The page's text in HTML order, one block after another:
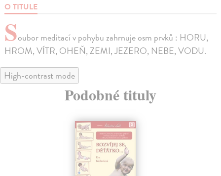
O TITULE
Soubor meditací v pohybu zahrnuje osm prvků : HORU,
HROM, VÍTR, OHEŇ, ZEMI, JEZERO, NEBE, VODU.
High-contrast mode
Podobné tituly